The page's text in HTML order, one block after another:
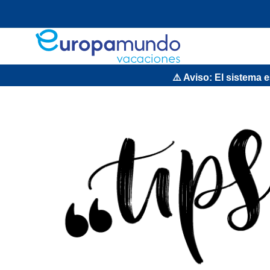
⚠️ Aviso: El sistema